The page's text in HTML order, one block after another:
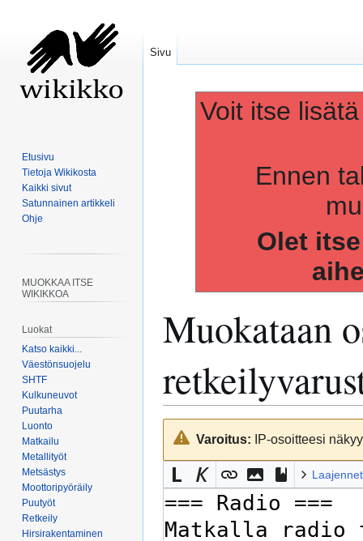
Voit itse
Ennen
Olet
Muokataan
Siirry
navigaatioon
Siirry
hakuunVaroitus: IP-osoitteesi
Sivu
Etusivu
Tietoja Wikikosta
Kaikki sivut
Satunnainen artikkeli
Ohje
MUOKKAA ITSE
WIKIKKOA
Luokat
Katso kaikki...
Väestönsuojelu
SHTF
Kulkuneuvot
Puutarha
Luonto
Matkailu
Metallityöt
Metsästys
Moottoripyöräily
Puutyöt
Retkeily
Hirsirakentaminen